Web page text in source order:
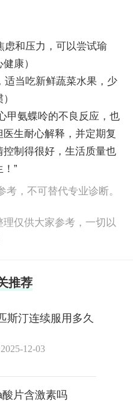
虑和压力，可以尝试瑜
康）
适当吃新鲜蔬菜水果，少
甲氨蝶呤的不良反应，也
生耐心解释，并定期复
制得很好，生活质量也
”
，不可替代专业诊断。
仅供大家参考，一切以
推荐
斯汀连续服用多久
2025-12-03
酸片含激素吗